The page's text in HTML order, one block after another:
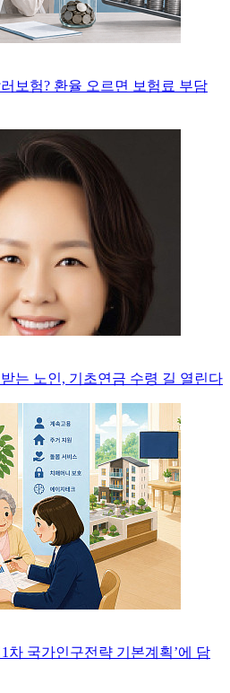
보험? 환율 오르면 보험료 부담
는 노인, 기초연금 수령 길 열린다
차 국가인구전략 기본계획’에 담